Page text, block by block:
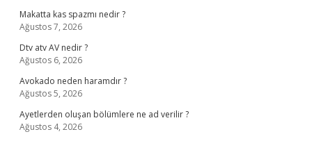
Makatta kas spazmı nedir ?
Ağustos 7, 2026
Dtv atv AV nedir ?
Ağustos 6, 2026
Avokado neden haramdır ?
Ağustos 5, 2026
Ayetlerden oluşan bölümlere ne ad verilir ?
Ağustos 4, 2026